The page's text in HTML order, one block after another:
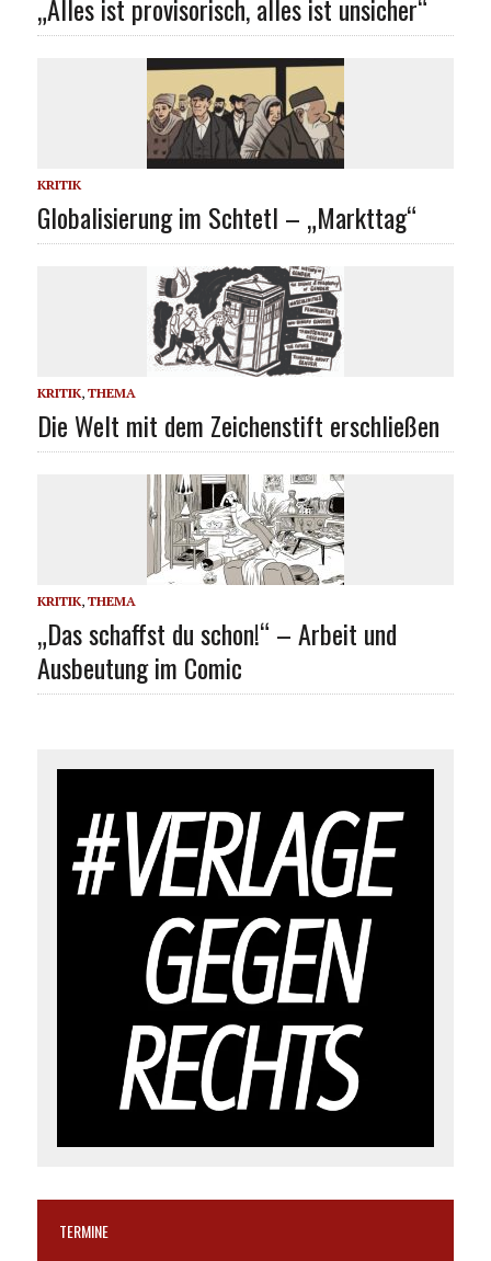
„Alles ist provisorisch, alles ist unsicher“
KRITIK
Globalisierung im Schtetl – „Markttag“
KRITIK, THEMA
Die Welt mit dem Zeichenstift erschließen
KRITIK, THEMA
„Das schaffst du schon!“ – Arbeit und
Ausbeutung im Comic
TERMINE